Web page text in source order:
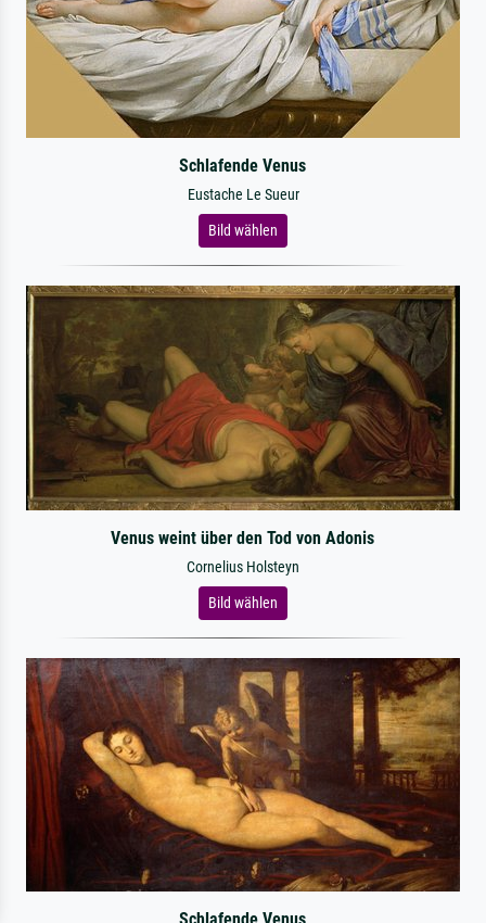
Schlafende Venus
Eustache Le Sueur
Bild wählen
Venus weint über den Tod von Adonis
Cornelius Holsteyn
Bild wählen